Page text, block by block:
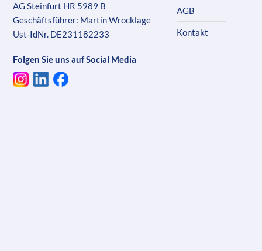
AG Steinfurt HR 5989 B
Geschäftsführer: Martin Wrocklage
Ust-IdNr. DE231182233
Folgen Sie uns auf Social Media
AGB
Kontakt